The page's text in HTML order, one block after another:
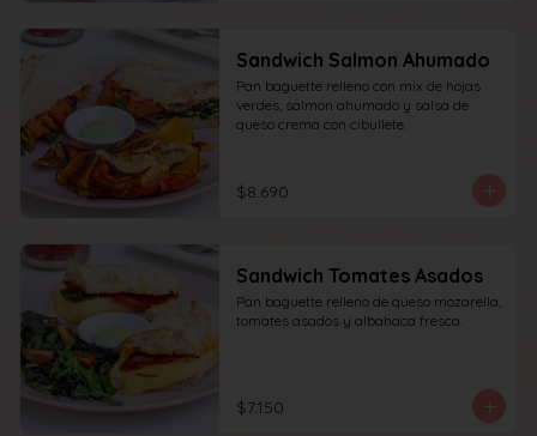
Sandwich Salmon Ahumado
Pan baguette relleno con mix de hojas
verdes, salmon ahumado y salsa de
queso crema con cibullete.
$8.690
Sandwich Tomates Asados
Pan baguette relleno de queso mozarella,
tomates asados y albahaca fresca.
$7.150